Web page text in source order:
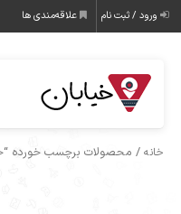
ورود / ثبت نام علاقه‌مندی ها
خانه / محصولات برچسب خورده